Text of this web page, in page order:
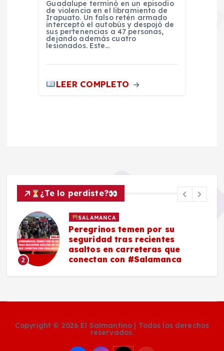
Guadalupe terminó en un episodio
de violencia en el libramiento de
Irapuato. Un falso retén armado
interceptó el autobús y despojó de
sus pertenencias a 47 personas,
dejando además cuatro
lesionados. Este…
LEER COMPLETO
¿Te lo perdiste?
2
SALAMANCA
Peregrinos temen por su
seguridad tras recientes
asaltos en carreteras que
conectan con #Salamanca
Copyright © 2026 El Salmantino | Todos los derechos
reservados.